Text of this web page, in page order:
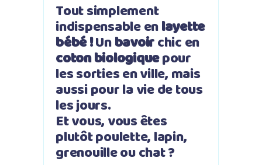
Tout simplement
indispensable enlayette
bébé !Unbavoirchic en
coton biologiquepour
les sorties en ville, mais
aussi pour la vie de tous
les jours.
Et vous, vous êtes
plutôt poulette, lapin,
grenouille ou chat ?